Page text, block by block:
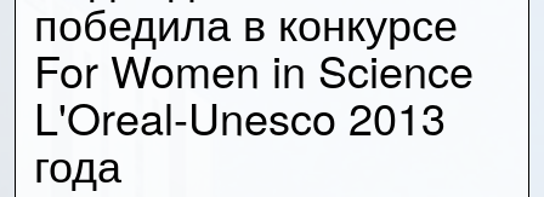
победила в конкурсе
For Women in Science
L'Oreal-Unesco 2013
года